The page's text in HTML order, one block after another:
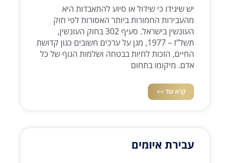
יש שיגידו כי שידול או סיוע להתאבדות היא
מהעבירות החמורות ביותר האסורות לפי חוק
העונשין בישראל. סעיף 302 בחוק העונשין,
תשל"ז – 1977, מגן על ערכים חשובים כגון קדושת
החיים, הזכות לחיות בבטחה ושלמות הגוף של כל
אדם. מיקומו בתחום
קרא עוד >>
עבירת איומים